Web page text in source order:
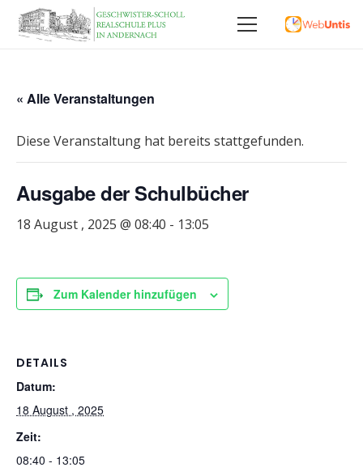
« Alle Veranstaltungen
Diese Veranstaltung hat bereits stattgefunden.
Ausgabe der Schulbücher
18 August , 2025 @ 08:40 - 13:05
Zum Kalender hinzufügen
DETAILS
Datum:
18 August , 2025
Zeit:
08:40 - 13:05